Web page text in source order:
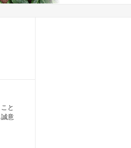
と
意